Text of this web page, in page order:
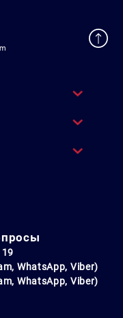
WhatsApp, Viber)
WhatsApp, Viber)